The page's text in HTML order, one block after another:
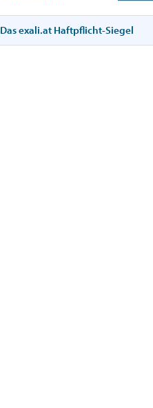
Das exali.at Haftpflicht-Siegel